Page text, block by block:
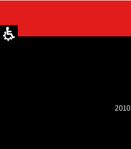
ביטול עסקה בהתאם לתקנות הגנת הצרכן (ביטול עסקה), התשע"א-2010